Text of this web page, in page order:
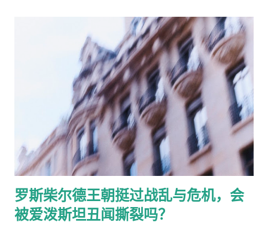
内的储备资产。” 一位特朗普政府高级官员指出，“我们尊重与国
际同行私下讨论的保密性，这与欧洲央行不同。” 欧洲央行和纽
约联邦储备银行均拒绝置评。 美国当局抛售欧元，因为抛售美元
可能会被视为削弱美元、破坏贝森特强势美元政策的举措。 经济
学家和分析师也推测，华盛顿与日本联手干预市场，是为了阻止
东京在长期美国借贷成本接近19年来高位之际抛售美国国债。 美
日两国的干预措施已推动日元兑美元汇率从本月初的近164日元
（1986年以来的最低水平）大幅上涨至约158日元。但交易员警
告称，人们仍然担心日本央行在遏制不断上升的通胀方面行动不
够迅速。 尽管日本央行在7月份的最近一次会议上维持利率不
变，但行长上田一夫表示，“我们认为现在比以往任何时候都更需
要关注通胀上行风险”。 交易员认为日本央行在9月份的下次会议
讨论，或者说明年去讨论。 惯性思维从2016年开始，我一直在跟
大家强调这个世界已经完全不一样了。当然经历过过去的几年时
间，我相信在座各位应该对这番话的理解变得越发深刻。 2016年
实际上是美国特朗普的第一次大选，我有一个特点，我的特征是
如果我觉得什么地方有投资机会，我可能第一时间去一线调研，
我不喜欢看YouTube，我也不喜欢在网上扒。当然你会说，现在
ChatGPT很强大了，人工智能好像能帮你解决很多问题，但你们
有没有想过，可能广泛流传或者广泛传播的很多信息是错的。这
一点在2012年当时我从日本做完调研回来之后，我的感悟是最深
的。 当然去日本有一个重要的人物，名字叫本森特，很快大家就
会非常熟悉他的，目前来讲应该是特朗普政府提名的美国财长。
本森特原来是索罗斯基金实际掌控人，因为索大爷已经年龄很大
罗斯柴尔德王朝挺过战乱与危机，会
被爱泼斯坦丑闻撕裂吗？